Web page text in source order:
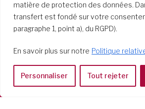
matière de protection des données.
transfert est fondé sur votre
paragraphe 1, point a), du RGPD).
En savoir plus sur notre Politique
Personnaliser Tout rejeter
Società del Sacro
Tel: 06 58 23 03 32 or 06 58